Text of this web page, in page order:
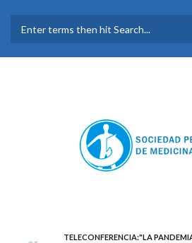
FORMULARIO DE
BÚSQUEDA
TELECONFERENCIA:"LA